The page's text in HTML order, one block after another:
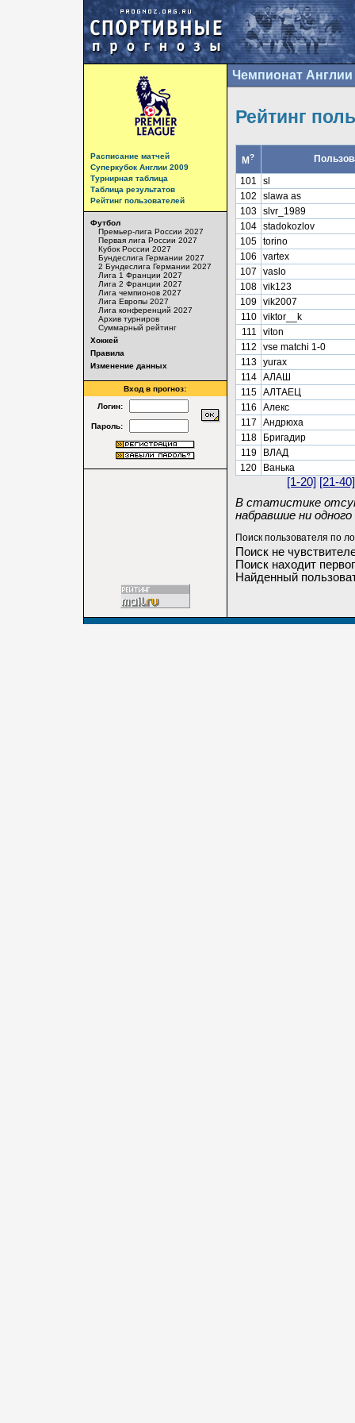
Расписание матчей
Суперкубок Англии 2009
Турнирная таблица
Таблица результатов
Рейтинг пользователей
Футбол
Премьер-лига России 2027
Первая лига России 2027
Кубок России 2027
Бундеслига Германии 2027
2 Бундеслига Германии 2027
Лига 1 Франции 2027
Лига 2 Франции 2027
Лига чемпионов 2027
Лига Европы 2027
Лига конференций 2027
Архив турниров
Суммарный рейтинг
Хоккей
Правила
Изменение данных
Вход в прогноз:
Логин:
Пароль:
Чемпионат Англии
Рейтинг
М?
101
sl
102
slawa as
103 slvr_1989
104 stadokozlov
105 torino
106
vartex
107
vaslo
108 vik123
109 vik2007
110 viktor__k
111
viton
112
vse matchi 1-0
113 yurax
114 АЛАШ
115 АЛТАЕЦ
116
Алекс
117
Андрюха
118
Бригадир
119
ВЛАД
120
Ванька
[1-20] [21-40]
В статистике
набравшие ни одного
Поиск пользователя по
Поиск не
Поиск находит
Найденный